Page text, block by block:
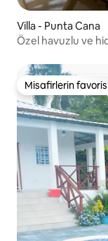
Villa - Punta Cana
Özel havuzlu ve
Misafirlerin
Misafirlerin